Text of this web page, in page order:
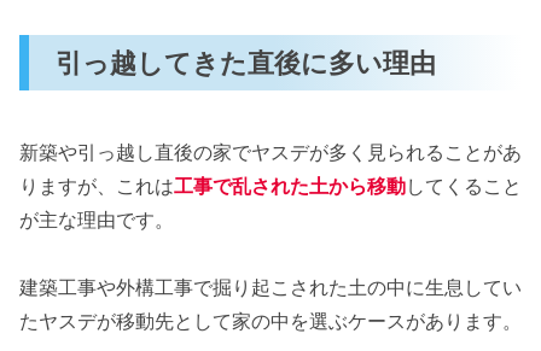
引っ越してきた直後に多い理由
新築や引っ越し直後の家でヤスデが多く見られることがあ
りますが、これは工事で乱された土から移動してくること
が主な理由です。
建築工事や外構工事で掘り起こされた土の中に生息してい
たヤスデが移動先として家の中を選ぶケースがあります。